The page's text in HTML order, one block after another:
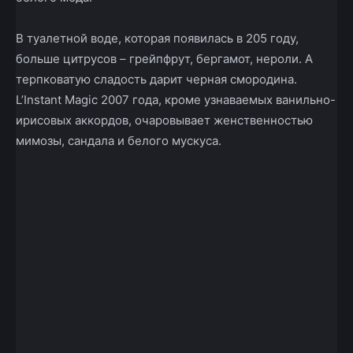
В туалетной воде, которая появилась в 205 году,
больше цитрусов – грейпфрут, бергамот, нероли. А
терпковатую сладость дарит черная смородина.
L’Instant Magic 2007 года, кроме узнаваемых ванильно-
ирисовых аккордов, очаровывает женственностью
мимозы, сандала и белого мускуса.